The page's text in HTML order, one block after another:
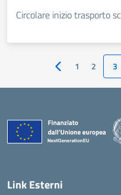
Circolare inizio trasporto
Pagina precedente
1 2 3
Link Esterni